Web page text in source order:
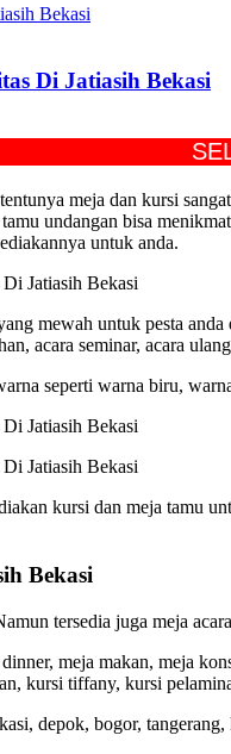
Di Jatiasih Bekasi
meja dan kursi
undangan bisa
untuk anda.
mewah untuk pesta
acara seminar, acara
seperti warna biru,
kursi dan meja tamu
Bekasi
tersedia juga meja
meja makan, meja
kursi tiffany, kursi
depok, bogor,